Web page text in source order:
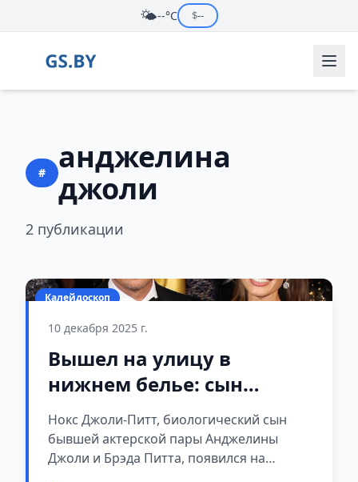
🌤️--°C $--
#
анджелина
джоли
2 публикации
Калейдоскоп
10 декабря 2025 г.
Вышел на улицу в
нижнем белье: сын
Анджелины Джоли и
Брэда Питта шокировал
публику (фото)
Нокс Джоли-Питт, биологический сын
бывшей актерской пары Анджелины
Джоли и Брэда Питта, появился на